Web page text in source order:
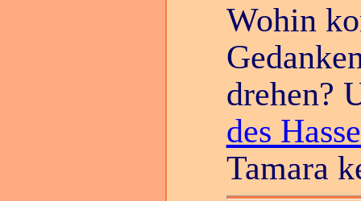
Wohin
drehen?
des
Tamara